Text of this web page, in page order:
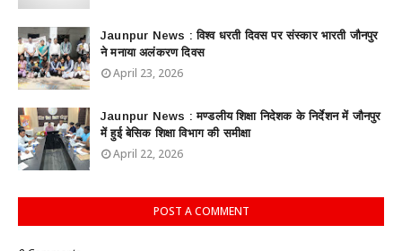
Jaunpur News : विश्व धरती दिवस पर संस्कार भारती जौनपुर
ने मनाया अलंकरण दिवस
April 23, 2026
Jaunpur News : ​मण्डलीय शिक्षा निदेशक के निर्देशन में जौनपुर
में हुई बेसिक शिक्षा विभाग की समीक्षा
April 22, 2026
POST A COMMENT